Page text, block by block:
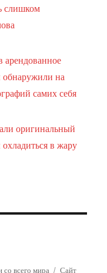
слишком
арендованное
обнаружили на
самих себя
оригинальный
в жару
всего мира Сайт